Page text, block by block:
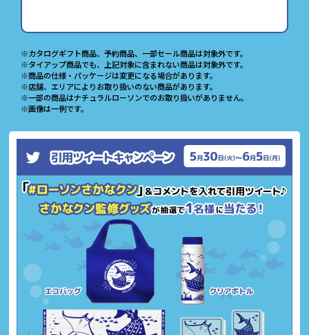
※カタログギフト商品、予約商品、一部セール商品は対象外です。
※タイアップ商品でも、上記対象に含まれない商品は対象外です。
※商品の仕様・パッケージは変更になる場合があります。
※店舗、エリアによりお取り扱いのない商品があります。
※一部の商品はナチュラルローソンでのお取り扱いがありません。
※画像は一例です。